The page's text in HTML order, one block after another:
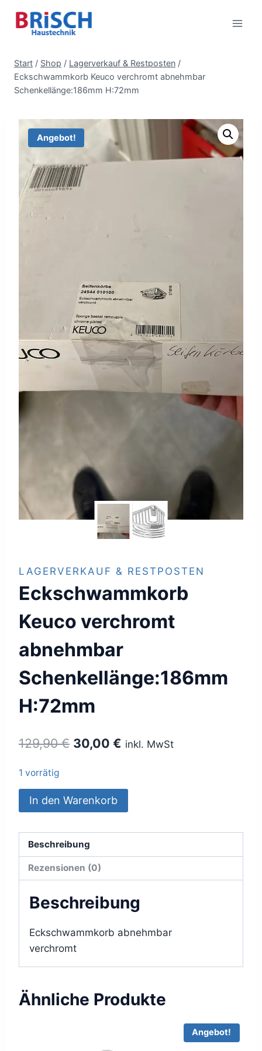
Inhalt
springen
Start / Shop / Lagerverkauf & Restposten /
Eckschwammkorb Keuco verchromt abnehmbar
Schenkellänge:186mm H:72mm
Angebot!
LAGERVERKAUF & RESTPOSTEN
Eckschwammkorb
Keuco verchromt
abnehmbar
Schenkellänge:186mm
H:72mm
129,90€ Ursprünglicher
129,90 €
30,00 € Aktueller
inkl. MwSt
1 vorrätig
Eckschwammkorb
Keuco
abnehmbar
Schenkellänge:186mm
In den Warenkorb
Beschreibung
Rezensionen (0)
Beschreibung
Eckschwammkorb abnehmbar
verchromt
Ähnliche Produkte
Angebot!